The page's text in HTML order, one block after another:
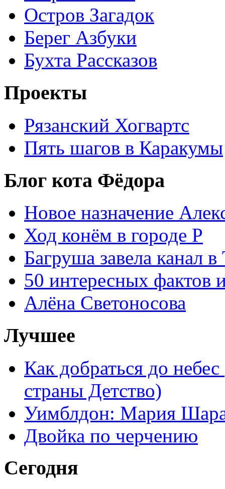
Остров Загадок
Берег Азбуки
Бухта Рассказов
Проекты
Рязанский Хогвартс
Пять шагов в Каракумы
Блог кота Фёдора
Новое назначение
Ход конём в городе Р
Багруша завела канал в
50 интересных фактов
Алёна Светоносова
Лучшее
Как добраться до
страны Детство)
Уимблдон: Мария
Двойка по черчению
Сегодня